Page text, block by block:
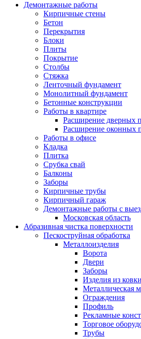
Демонтажные работы
Кирпичные стены
Бетон
Перекрытия
Блоки
Плиты
Покрытие
Столбы
Стяжка
Ленточный фундамент
Монолитный фундамент
Бетонные конструкции
Работы в квартире
Расширение дверных
Расширение оконных
Работы в офисе
Кладка
Плитка
Срубка свай
Балконы
Заборы
Кирпичные трубы
Кирпичный гараж
Демонтажные работы с
Московская область
Абразивная чистка поверхности
Пескоструйная обработка
Металлоизделия
Ворота
Двери
Заборы
Изделия из ковки
Металлическая
Ограждения
Профиль
Рекламные
Торговое
Трубы